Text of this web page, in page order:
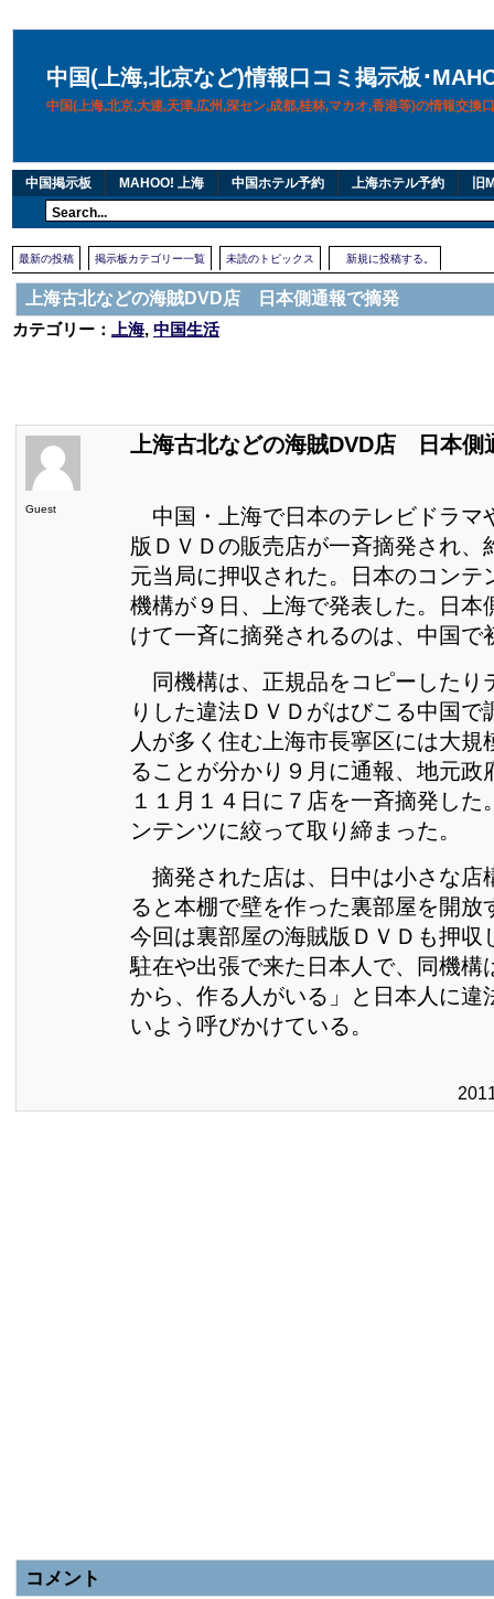
中国(上海,北京など)情報口コミ掲示板･
中国(上海,北京,大連,天津,広州,深セン,成都,桂林,マカオ,香港等)の情報交換
中国掲示板 MAHOO! 上海 中国ホテル予約 上海ホテル予約 旧
最新の投稿 掲示板カテゴリー一覧 未読のトピックス 新規に投稿する。
上海古北などの海賊DVD店 日本側通報で摘発
カテゴリー：
上海, 中国生活
Guest
上海古北などの海賊DVD店 日本側
中国・上海で日本のテレビドラマ
版ＤＶＤの販売店が一斉摘発され、
元当局に押収された。日本のコンテ
機構が９日、上海で発表した。日本
けて一斉に摘発されるのは、中国で
同機構は、正規品をコピーしたり
りした違法ＤＶＤがはびこる中国で
人が多く住む上海市長寧区には大規
ることが分かり９月に通報、地元政
１１月１４日に７店を一斉摘発した
ンテンツに絞って取り締まった。
摘発された店は、日中は小さな店
ると本棚で壁を作った裏部屋を開放
今回は裏部屋の海賊版ＤＶＤも押収
駐在や出張で来た日本人で、同機構
から、作る人がいる」と日本人に違
いよう呼びかけている。
コメント